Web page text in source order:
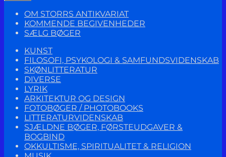
OM STORRS ANTIKVARIAT
KOMMENDE BEGIVENHEDER
SÆLG BØGER
KUNST
FILOSOFI, PSYKOLOGI & SAMFUNDSVIDENSKAB
SKØNLITTERATUR
DIVERSE
LYRIK
ARKITEKTUR OG DESIGN
FOTOBØGER / PHOTOBOOKS
LITTERATURVIDENSKAB
SJÆLDNE BØGER, FØRSTEUDGAVER &
BOGBIND
OKKULTISME, SPIRITUALITET & RELIGION